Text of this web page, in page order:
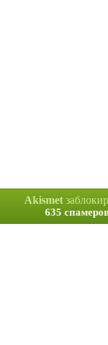
Akismet
635